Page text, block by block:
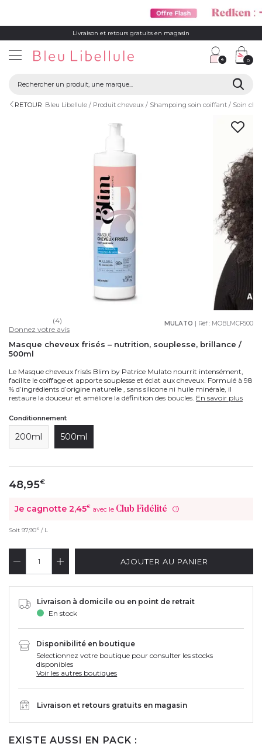
Livraison et retours gratuits en magasin
0
RETOUR Bleu Libellule Produit cheveux Shampoing soin coiffant Soin
MULATO | Réf : MOBLMCF500
(4)
Donnez votre avis
Masque cheveux frisés – nutrition, souplesse, brillance /
500ml
Le Masque cheveux frisés Blim by Patrice Mulato nourrit intensément,
facilite le coiffage et apporte souplesse et éclat aux cheveux. Formulé à 98
% d’ingrédients d’origine naturelle , sans silicone ni huile minérale, il
restaure la douceur et améliore la définition des boucles. En savoir plus
Conditionnement
200ml 500ml
48,95€
Je cagnotte 2,45€ avec le Club Fidélité ?
Soit 97,90€ / L
AJOUTER AU PANIER
Livraison à domicile ou en point de retrait
En stock
Disponibilité en boutique
Selectionnez votre boutique pour consulter les stocks
disponibles
Voir les autres boutiques
Livraison et retours gratuits en magasin
EXISTE AUSSI EN PACK :